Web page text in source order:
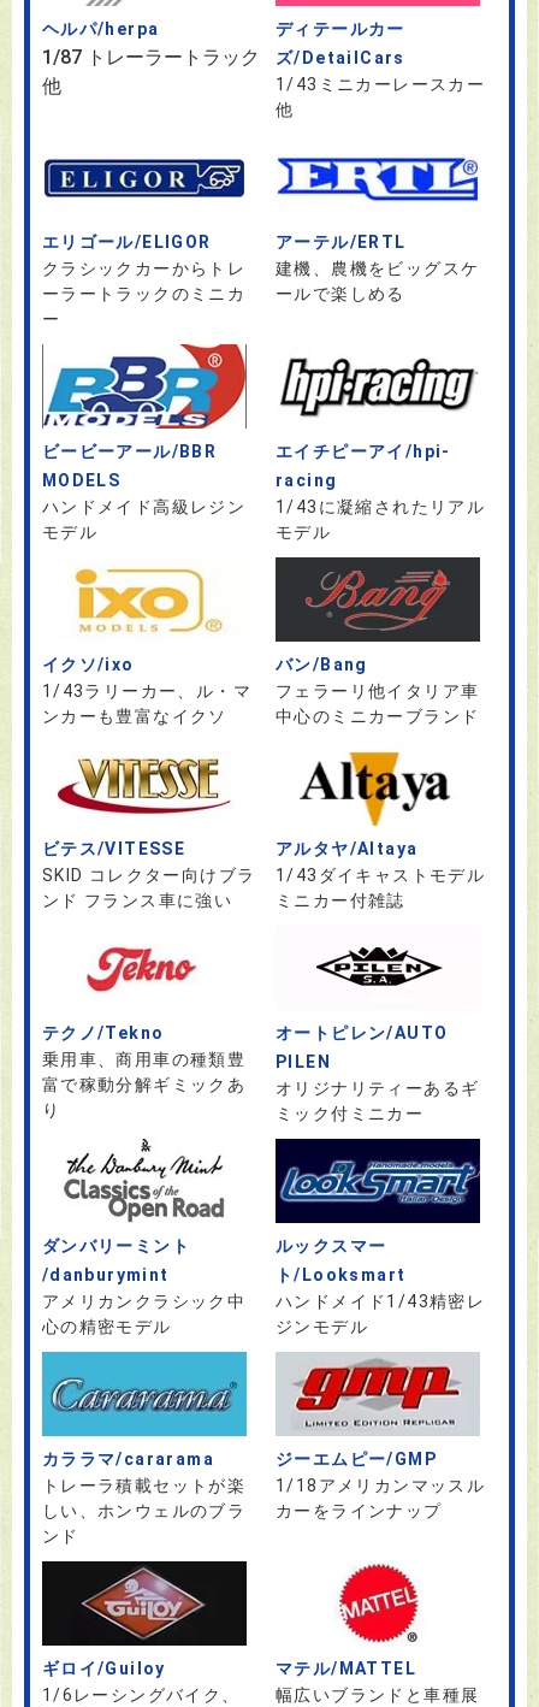
ヘルパ/herpa
1/87 トレーラートラック
他
ディテールカー
ズ/DetailCars
1/43ミニカーレースカー
他
エリゴール/ELIGOR
クラシックカーからトレ
ーラートラックのミニカ
ー
アーテル/ERTL
建機、農機をビッグスケ
ールで楽しめる
ビービーアール/BBR
MODELS
ハンドメイド高級レジン
モデル
エイチピーアイ/hpi-
racing
1/43に凝縮されたリアル
モデル
イクソ/ixo
1/43ラリーカー、ル・マ
ンカーも豊富なイクソ
バン/Bang
フェラーリ他イタリア車
中心のミニカーブランド
ビテス/VITESSE
SKID コレクター向けブラ
ンド フランス車に強い
アルタヤ/Altaya
1/43ダイキャストモデル
ミニカー付雑誌
テクノ/Tekno
乗用車、商用車の種類豊
富で稼動分解ギミックあ
り
オートピレン/AUTO
PILEN
オリジナリティーあるギ
ミック付ミニカー
ダンバリーミント
/danburymint
アメリカンクラシック中
心の精密モデル
ルックスマー
ト/Looksmart
ハンドメイド1/43精密レ
ジンモデル
カララマ/cararama
トレーラ積載セットが楽
しい、ホンウェルのブラ
ンド
ジーエムピー/GMP
1/18アメリカンマッスル
カーをラインナップ
ギロイ/Guiloy
1/6レーシングバイク、
マテル/MATTEL
幅広いブランドと車種展